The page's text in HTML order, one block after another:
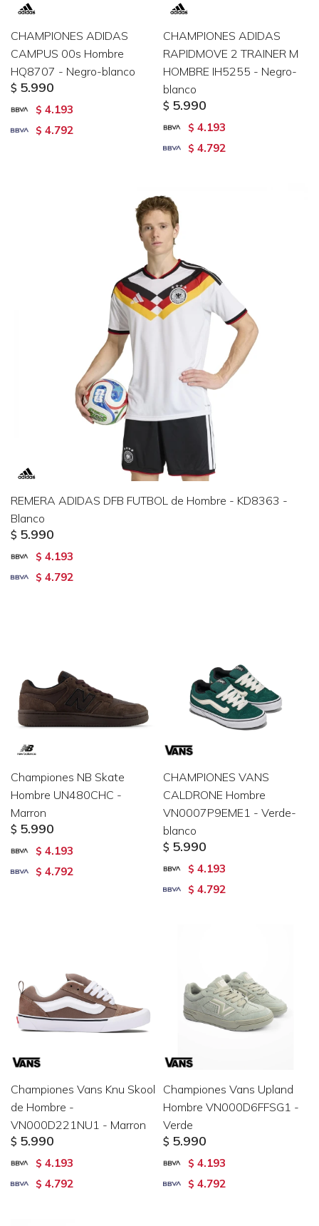
CHAMPIONES ADIDAS
CAMPUS 00s Hombre
HQ8707 - Negro-blanco
$ 5.990
$ 4.193
$ 4.792
CHAMPIONES ADIDAS
RAPIDMOVE 2 TRAINER M
HOMBRE IH5255 - Negro-
blanco
$ 5.990
$ 4.193
$ 4.792
REMERA ADIDAS DFB FUTBOL de Hombre - KD8363 -
Blanco
$ 5.990
$ 4.193
$ 4.792
Championes NB Skate
Hombre UN480CHC -
Marron
$ 5.990
$ 4.193
$ 4.792
CHAMPIONES VANS
CALDRONE Hombre
VN0007P9EME1 - Verde-
blanco
$ 5.990
$ 4.193
$ 4.792
Championes Vans Knu Skool
de Hombre -
VN000D221NU1 - Marron
$ 5.990
$ 4.193
$ 4.792
Championes Vans Upland
Hombre VN000D6FFSG1 -
Verde
$ 5.990
$ 4.193
$ 4.792